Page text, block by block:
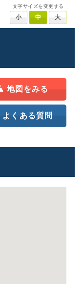
文字サイズを変更する
小 中 大
地図をみる
よくある質問